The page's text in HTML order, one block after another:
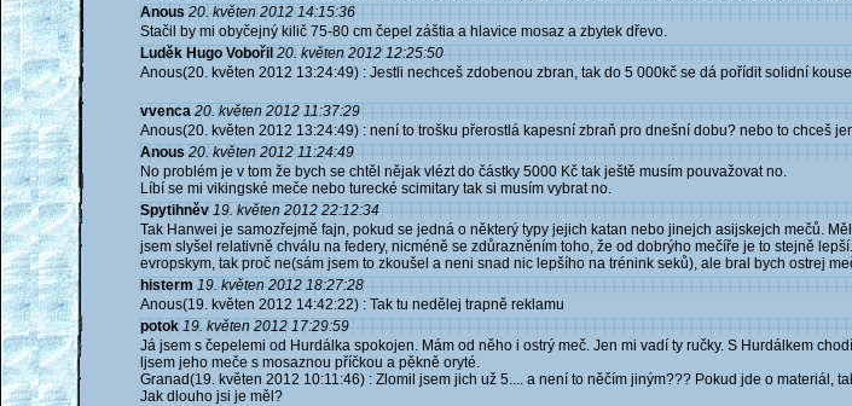
Anous 20. květen 2012 14:15:36
Stačil by mi obyčejný kilič 75-80 cm čepel záštia a hlavice mosaz a zbytek dřevo.
Luděk Hugo Vobořil 20. květen 2012 12:25:50
Anous(20. květen 2012 13:24:49) : Jestli nechceš zdobenou zbran, tak do 5 000kč se dá pořídit solidní
vvenca 20. květen 2012 11:37:29
Anous(20. květen 2012 13:24:49) : není to trošku přerostlá kapesní zbraň pro dnešní dobu? nebo to chceš
Anous 20. květen 2012 11:24:49
No problém je v tom že bych se chtěl nějak vlézt do částky 5000 Kč tak ještě musím pouvažovat no.
Líbí se mi vikingské meče nebo turecké scimitary tak si musím vybrat no.
Spytihněv 19. květen 2012 22:12:34
Tak Hanwei je samozřejmě fajn, pokud se jedná o některý typy jejich katan nebo jinejch asijskejch mečů.
jsem slyšel relativně chválu na federy, nicméně se zdůrazněním toho, že od dobrýho mečíře je to stejně
evropskym, tak proč ne(sám jsem to zkoušel a neni snad nic lepšího na trénink seků), ale bral bych ostrej
histerm 19. květen 2012 18:27:28
Anous(19. květen 2012 14:42:22) : Tak tu nedělej trapně reklamu
potok 19. květen 2012 17:29:59
Já jsem s čepelemi od Hurdálka spokojen. Mám od něho i ostrý meč. Jen mi vadí ty ručky. S Hurdálkem
ljsem jeho meče s mosaznou příčkou a pěkně oryté.
Granad(19. květen 2012 10:11:46) : Zlomil jsem jich už 5.... a není to něčím jiným??? Pokud jde o materiál,
Jak dlouho jsi je měl?